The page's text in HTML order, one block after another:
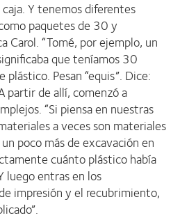
Y tenemos diferentes
paquetes de 30 y
Carol. “Tomé, por ejemplo, un
que teníamos 30
Pesan “equis”. Dice:
partir de allí, comenzó a
“Si piensa en nuestras
a veces son materiales
poco más de excavación en
cuánto plástico había
luego entras en los
impresión y el recubrimiento,